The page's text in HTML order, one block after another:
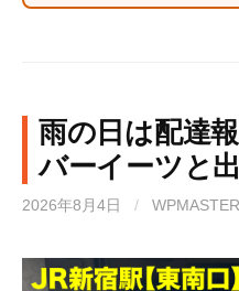
雨の日は配達
バーイーツと
2026年8月4日 / WPMASTER